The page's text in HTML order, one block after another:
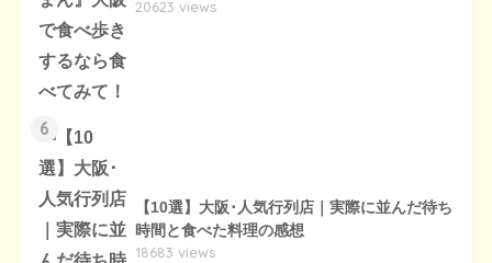
20623 views
6
【10選】大阪･人気行列店｜実際に並んだ待ち
時間と食べた料理の感想
18683 views